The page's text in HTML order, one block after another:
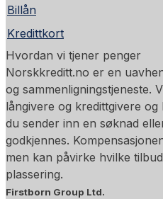
Billån
Kredittkort
Hvordan vi tjener penger
Norskkreditt.no er en
og sammenligningstjeneste.
långivere og kredittgivere
du sender inn en søknad
godkjennes.
men kan påvirke hvilke
plassering.
Firstborn Group Ltd.